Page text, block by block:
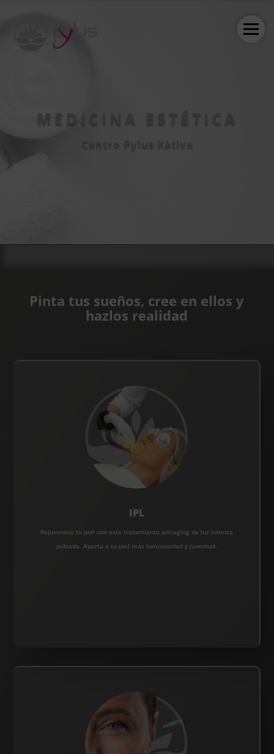
MEDICINA ESTÉTICA
Centro Pylus Xàtiva
Pinta tus sueños, cree en ellos y
hazlos realidad
IPL
Rejuvenece tu piel con este tratamiento antiaging de luz intensa
pulsada. Aporta a tu piel más luminosidad y juventud.